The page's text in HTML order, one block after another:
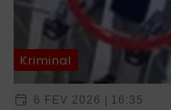
Kriminal
6 FEV 2026 | 16:35